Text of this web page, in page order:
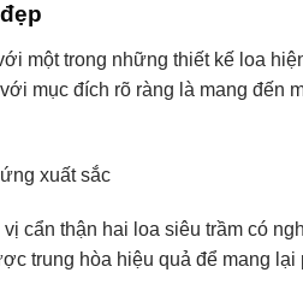
một trong những thiết kế loa
mục đích rõ ràng là mang đến
xuất sắc
cẩn thận hai loa siêu trầm có
trung hòa hiệu quả để mang lại